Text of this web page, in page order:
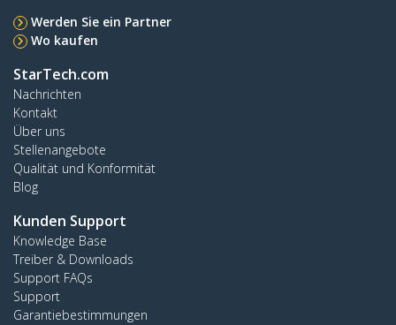
Werden Sie ein Partner
Wo kaufen
StarTech.com
Nachrichten
Kontakt
Über uns
Stellenangebote
Qualität und Konformität
Blog
Kunden Support
Knowledge Base
Treiber & Downloads
Support FAQs
Support
Garantiebestimmungen